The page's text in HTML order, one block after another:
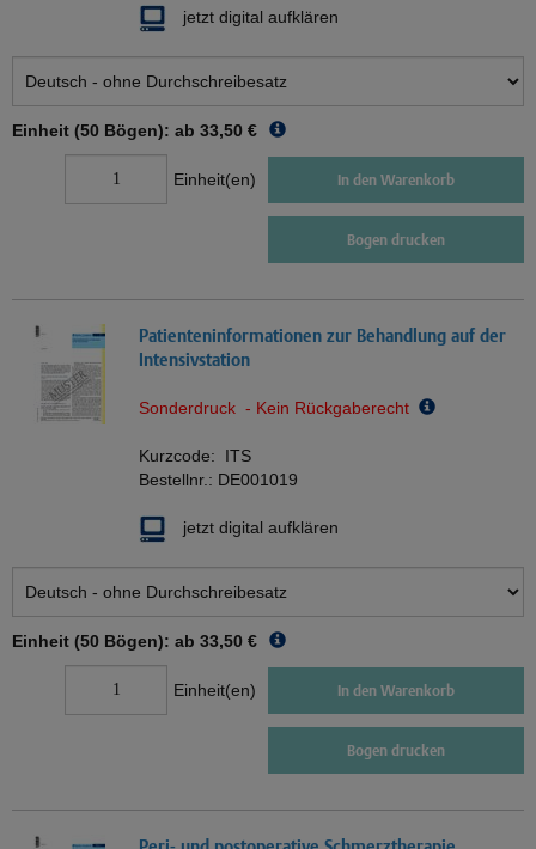
jetzt digital aufklären
Einheit (50 Bögen): ab 33,50 €
Einheit(en) In den Warenkorb
Bogen drucken
Patienteninformationen zur Behandlung auf der
Intensivstation
Sonderdruck - Kein Rückgaberecht
Kurzcode: ITS
Bestellnr.: DE001019
jetzt digital aufklären
Einheit (50 Bögen): ab 33,50 €
Einheit(en) In den Warenkorb
Bogen drucken